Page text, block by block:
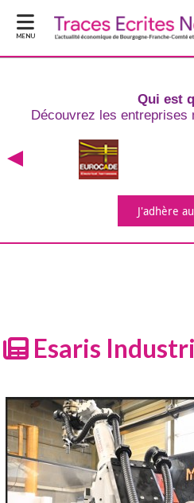
MENU
Qui est
Découvrez les entreprises
J'adhère
Esaris